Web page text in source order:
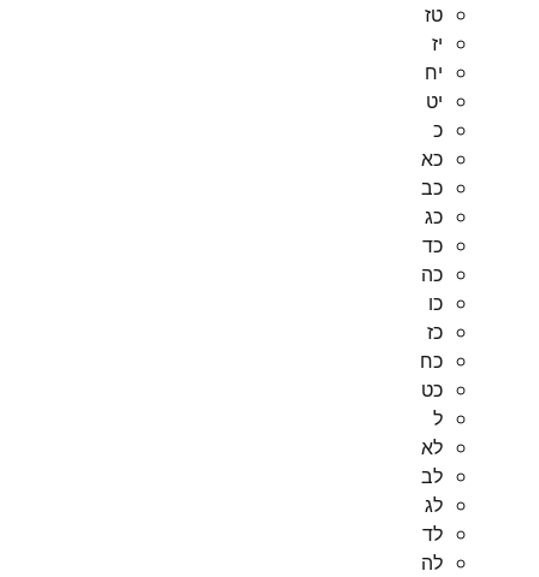
טז
יז
יח
יט
כ
כא
כב
כג
כד
כה
כו
כז
כח
כט
ל
לא
לב
לג
לד
לה